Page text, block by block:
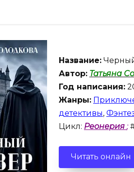
Название:
Автор: Татьяна
Год написания:
Жанры:
детективы,
Цикл: Реонерия ;
Читать онлайн